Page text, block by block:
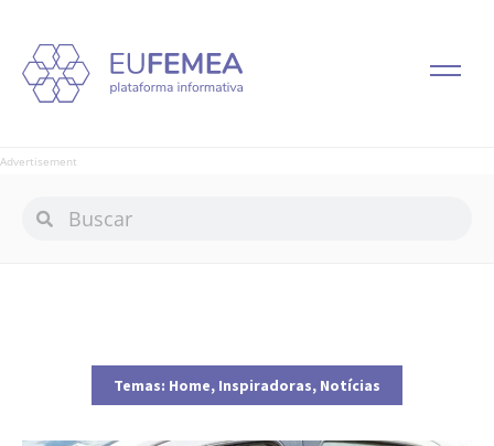
Advertisement
Temas: Home, Inspiradoras, Notícias